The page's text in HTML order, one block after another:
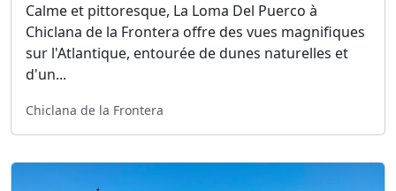
Calme et pittoresque, La Loma Del Puerco à
Chiclana de la Frontera offre des vues magnifiques
sur l'Atlantique, entourée de dunes naturelles et
d'un...
Chiclana de la Frontera